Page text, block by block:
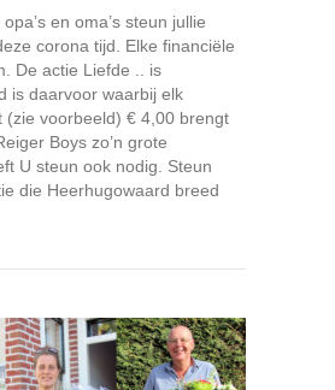
en oma’s steun jullie
corona tijd. Elke financiële
De actie Liefde .. is
is daarvoor waarbij elk
(zie voorbeeld) € 4,00 brengt
Boys zo’n grote
U steun ook nodig. Steun
die Heerhugowaard breed
Steun jullie voetbalclub in deze corona